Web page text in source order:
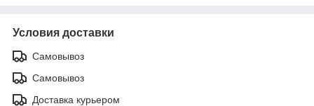
Условия доставки
Самовывоз
Самовывоз
Доставка курьером